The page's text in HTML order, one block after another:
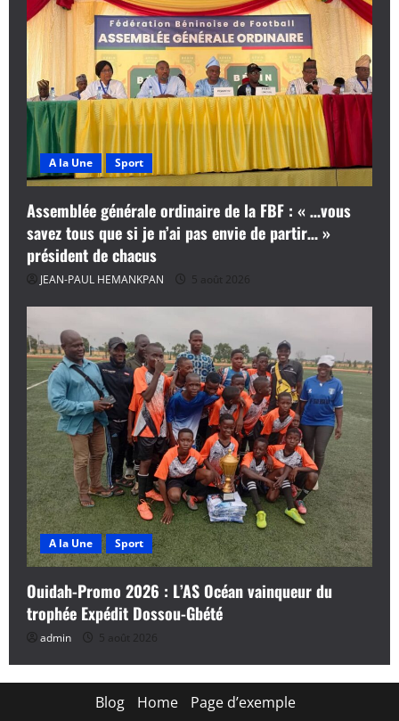
A la Une Sport
Assemblée générale ordinaire de la FBF : « …vous
savez tous que si je n’ai pas envie de partir… »
président de chacus
JEAN-PAUL HEMANKPAN 5 août 2026
A la Une Sport
Ouidah-Promo 2026 : L’AS Océan vainqueur du
trophée Expédit Dossou-Gbété
admin 5 août 2026
Blog Home Page d’exemple